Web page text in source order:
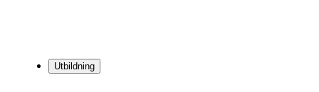
Utbildning